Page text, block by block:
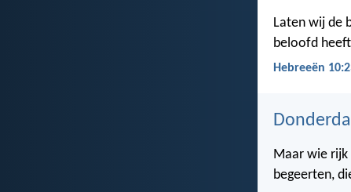
Laten wij de
beloofd
Hebreeën
Maar wie rijk
begeerten,